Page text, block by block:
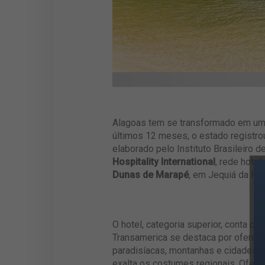
Alagoas tem se transformado em
últimos 12 meses, o estado
elaborado pelo Instituto Brasileiro
Hospitality International , rede
Dunas de Marapé, em Jequiá da
O hotel, categoria superior, conta
Transamerica se destaca por
paradisíacas, montanhas e cidades